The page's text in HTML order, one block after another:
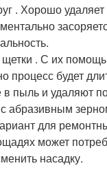
. Хорошо удаляет
. С их
процесс будет
пыль и удаляют
с абразивным
для
может
насадку.